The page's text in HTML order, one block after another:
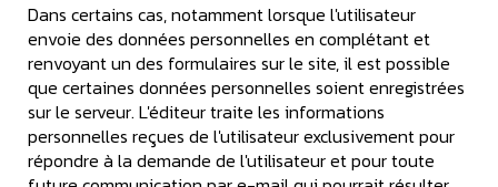
Dans certains cas, notamment lorsque l'utilisateur
envoie des données personnelles en complétant et
renvoyant un des formulaires sur le site, il est possible
que certaines données personnelles soient enregistrées
sur le serveur. L'éditeur traite les informations
personnelles reçues de l'utilisateur exclusivement pour
répondre à la demande de l'utilisateur et pour toute